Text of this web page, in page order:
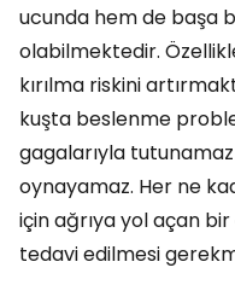
ucunda hem de başa
olabilmektedir.
kırılma riskini
kuşta beslenme
gagalarıyla
oynayamaz. Her ne
için ağrıya yol açan
tedavi edilmesi